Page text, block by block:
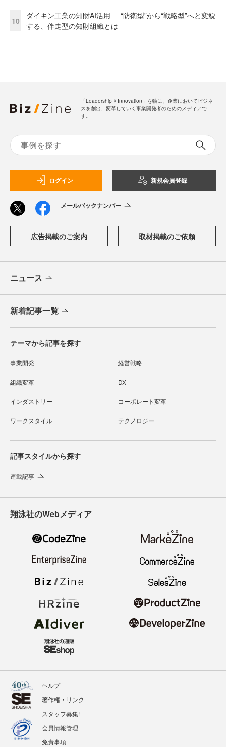
10
ダイキン工業の知財AI活用──“防衛型”から“戦略型”へと変貌
する、伴走型の知財組織とは
「Leadership ☓ Innovation」を軸に、企業においてビジネ
スを創出、変革していく事業開発者のためのメディアで
す。
ログイン 新規会員登録
メールバックナンバー
広告掲載のご案内 取材掲載のご依頼
ニュース
新着記事一覧
テーマから記事を探す
事業開発 経営戦略
組織変革 DX
インダストリー コーポレート変革
ワークスタイル テクノロジー
記事スタイルから探す
連載記事
翔泳社のWebメディア
ヘルプ
著作権・リンク
スタッフ募集!
会員情報管理
免責事項